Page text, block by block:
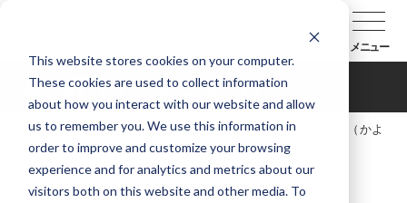
This website stores cookies on your computer.
These cookies are used to collect information
about how you interact with our website and allow
us to remember you. We use this information in
order to improve and customize your browsing
experience and for analytics and metrics about our
visitors both on this website and other media. To
メニュー
通小町（かよいこまち）
TOP 能楽辞典 曲目データベース
通小町（かよ
いこまち）